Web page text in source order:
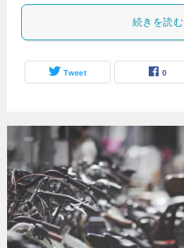
続きを読む
Tweet 0